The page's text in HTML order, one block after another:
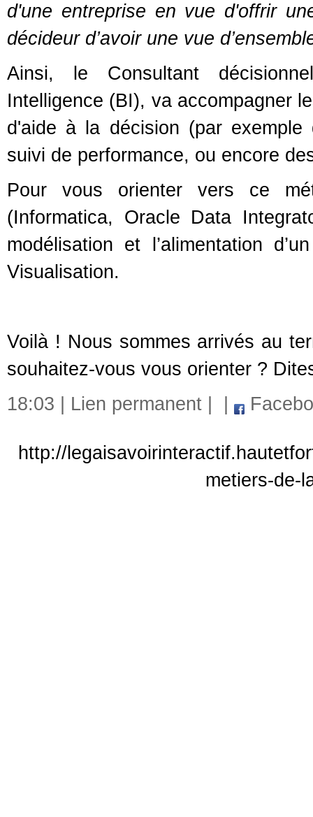
d'une entreprise en vue d'offrir
décideur d’avoir une vue
Ainsi, le Consultant
Intelligence (BI), va accompagner
d'aide à la décision (par
suivi de performance, ou encore
Pour vous orienter vers ce
(Informatica, Oracle Data
modélisation et l’alimentation
Visualisation.
Voilà ! Nous sommes arrivés au
souhaitez-vous vous orienter ?
18:03 | Lien permanent
http://
metiers-de-